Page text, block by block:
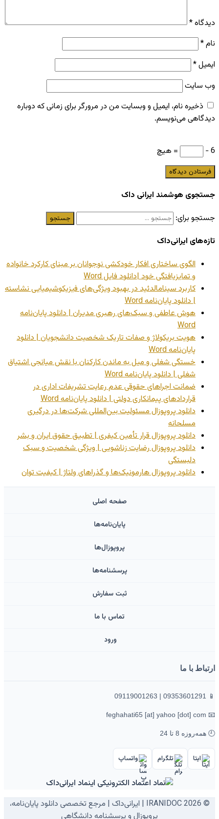
دیدگاه*
نام*
ایمیل*
وب‌ سایت
ذخیره نام، ایمیل و وبسایت من در مرورگر برای زمانی که دوباره
دیدگاهی می‌نویسم.
6 − = هیچ
جستجوی هوشمند ایرانی داک
جستجو برای:
تازه‌های ایرانی‌داک
الگوی ساختاری افکار خودکشی نوجوانان بر مبنای کارکرد خانواده
و تمایزیافتگی خود |دانلود فایل Word
کاربرد سینامالدئید در بهبود ویژگی‌های فیزیکوشیمیایی نشاسته
| دانلود پایان‌نامه Word
هوش عاطفی و سبک‌های رهبری مدیران | دانلود پایان‌نامه
Word
هویت بریکولاژ و صفات تاریک شخصیت دانشجویان | دانلود
پایان‌نامه Word
خستگی شغلی و میل به ماندن کارکنان با نقش میانجی اشتیاق
شغلی | دانلود پایان‌نامه Word
ضمانت اجراهای حقوقی عدم رعایت تشریفات اداری در
قراردادهای پیمانکاری دولتی | دانلود پایان‌نامه Word
دانلود پروپوزال مسئولیت بین‌المللی شرکت‌ها در درگیری
مسلحانه
دانلود پروپوزال قرار تأمین کیفری | تطبیق حقوق ایران و بشر
دانلود پروپوزال رضایت زناشویی | ویژگی شخصیت و سبک
دلبستگی
دانلود پروپوزال هارمونیک‌ها و گذراهای ولتاژ | کیفیت توان
صفحه اصلی
پایان‌نامه‌ها
پروپوزال‌ها
پرسشنامه‌ها
ثبت سفارش
تماس با ما
ورود ‌
ارتباط با ما
📱 09353601291 | 09119001263
📧 feghahati65 [at] yahoo [dot] com
🕘 همه‌روزه 8 تا 24
ایتا تلگرام واتساپ
© 2026 IRANIDOC | ایرانی‌داک | مرجع تخصصی دانلود پایان‌نامه،
پروپوزال و پرسشنامه دانشگاهی